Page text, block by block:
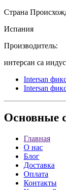
Страна
Испания
Производитель:
интерсан са
Intersan
Intersan
Основные
Главная
О нас
Блог
Доставка
Оплата
Контакты